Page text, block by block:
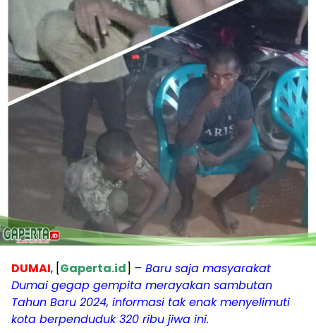
DUMAI, [Gaperta.id] – Baru saja masyarakat
Dumai gegap gempita merayakan sambutan
Tahun Baru 2024, informasi tak enak menyelimuti
kota berpenduduk 320 ribu jiwa ini.